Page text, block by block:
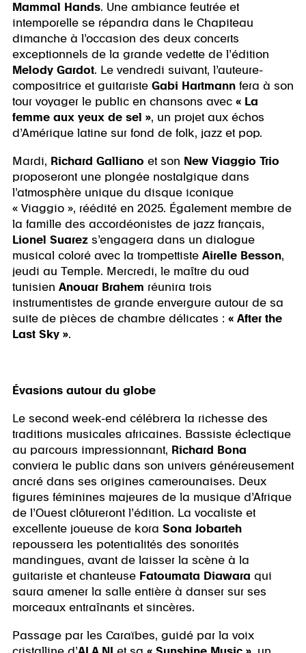
Mammal Hands. Une ambiance feutrée et
intemporelle se répandra dans le Chapiteau
dimanche à l’occasion des deux concerts
exceptionnels de la grande vedette de l’édition
Melody Gardot. Le vendredi suivant, l’auteure-
compositrice et guitariste Gabi Hartmann fera à son
tour voyager le public en chansons avec « La
femme aux yeux de sel », un projet aux échos
d’Amérique latine sur fond de folk, jazz et pop.
Mardi, Richard Galliano et son
New Viaggio Trio
proposeront une plongée nostalgique dans
l’atmosphère unique du disque iconique
« Viaggio », réédité en 2025. Également membre de
la famille des accordéonistes de jazz français,
Lionel Suarez s’engagera dans un dialogue
musical coloré avec la trompettiste Airelle Besson,
jeudi au Temple. Mercredi, le maître du oud
tunisien Anouar Brahem réunira trois
instrumentistes de grande envergure autour de sa
suite de pièces de chambre délicates : « After the
Last Sky ».
Évasions autour du globe
Le second week-end célébrera la richesse des
traditions musicales africaines. Bassiste éclectique
au parcours impressionnant,
Richard Bona
conviera le public dans son univers généreusement
ancré dans ses origines camerounaises. Deux
figures féminines majeures de la musique d’Afrique
de l’Ouest clôtureront l’édition. La vocaliste et
excellente joueuse de kora Sona Jobarteh
repoussera les potentialités des sonorités
mandingues, avant de laisser la scène à la
guitariste et chanteuse Fatoumata Diawara qui
saura amener la salle entière à danser sur ses
morceaux entraînants et sincères.
Passage par les Caraïbes, guidé par la voix